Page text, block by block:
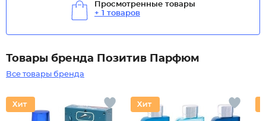
Просмотренные товары
+ 1 товаров
Товары бренда Позитив Парфюм
Все товары бренда